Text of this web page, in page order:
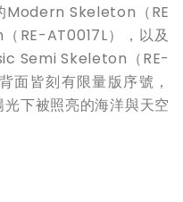
Modern Skeleton（RE
RE-AT0017L），以及
Semi Skeleton（RE-
面皆刻有限量版序號，
下被照亮的海洋與天空